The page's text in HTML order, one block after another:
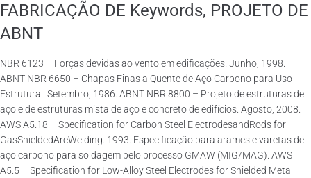
FABRICAÇÃO DE Keywords, PROJETO DE
ABNT
NBR 6123 – Forças devidas ao vento em edificações. Junho, 1998.
ABNT NBR 6650 – Chapas Finas a Quente de Aço Carbono para Uso
Estrutural. Setembro, 1986. ABNT NBR 8800 – Projeto de estruturas de
aço e de estruturas mista de aço e concreto de edifícios. Agosto, 2008.
AWS A5.18 – Specification for Carbon Steel ElectrodesandRods for
GasShieldedArcWelding. 1993. Especificação para arames e varetas de
aço carbono para soldagem pelo processo GMAW (MIG/MAG). AWS
A5.5 – Specification for Low-Alloy Steel Electrodes for Shielded Metal